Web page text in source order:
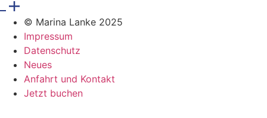
© Marina Lanke 2025
Impressum
Datenschutz
Neues
Anfahrt und Kontakt
Jetzt buchen